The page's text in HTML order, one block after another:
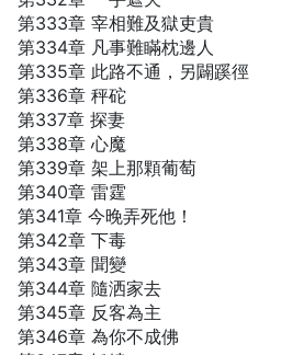
第333章 宰相難及獄吏貴
第334章 凡事難瞞枕邊人
第335章 此路不通，另闢蹊徑
第336章 秤砣
第337章 探妻
第338章 心魔
第339章 架上那顆葡萄
第340章 雷霆
第341章 今晚弄死他！
第342章 下毒
第343章 聞變
第344章 隨洒家去
第345章 反客為主
第346章 為你不成佛